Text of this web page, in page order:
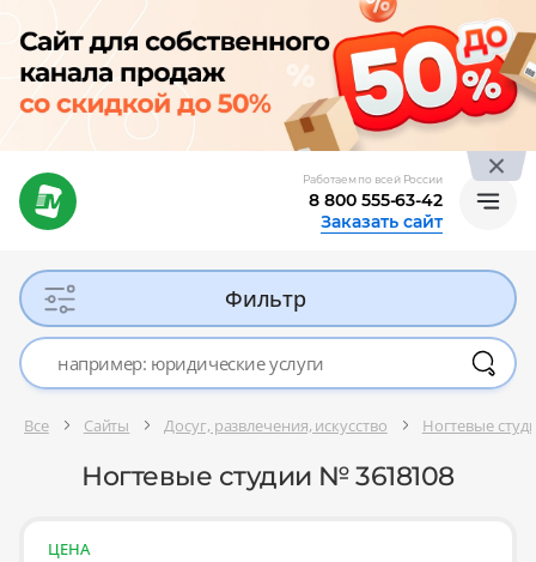
Работаем по всей России
8 800 555-63-42
Заказать сайт
Фильтр
Все Сайты Досуг, развлечения, искусство Ногтевые
Ногтевые студии № 3618108
ЦЕНА